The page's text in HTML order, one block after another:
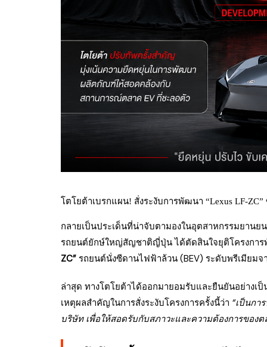
โตโยต้าเบรกแผน! สั่งระงับการพัฒนา “Lexus LF-
กลายเป็นประเด็นที่น่าจับตามองในอุตสาหกรรมยาน
รถยนต์ยักษ์ใหญ่สัญชาติญี่ปุ่น ได้ตัดสินใจยุติโครงการ
ZC” รถยนต์นั่งซีดานไฟฟ้าล้วน (BEV) ระดับพรีเมียมจ
ล่าสุด ทางโตโยต้าได้ออกมายอมรับและยืนยันอย่างเ
เหตุผลสำคัญในการสั่งระงับโครงการครั้งนี้ว่า “เป็นก
บริษัท เพื่อให้สอดรับกับสภาวะและความต้องการของต